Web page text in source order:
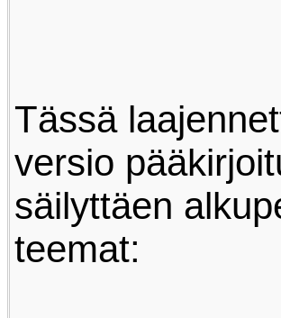
Tässä
versio
säilyttäen
teemat: